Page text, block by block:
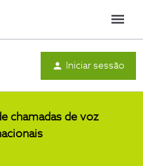
Menu
Iniciar sessão
chamadas de voz